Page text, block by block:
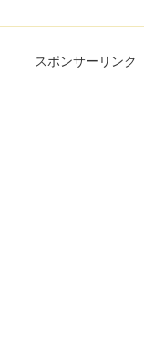
スポンサーリンク